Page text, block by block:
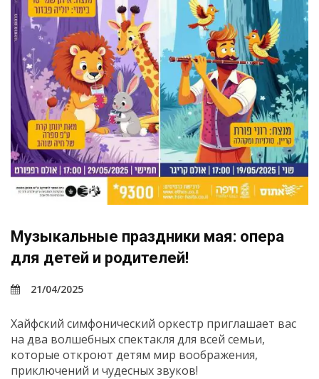
Музыкальные праздники мая: опера
для детей и родителей!
21/04/2025
Хайфский симфонический оркестр приглашает вас
на два волшебных спектакля для всей семьи,
которые откроют детям мир воображения,
приключений и чудесных звуков!